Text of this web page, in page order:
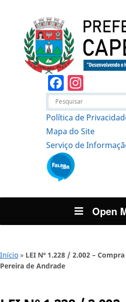
Facebook
Política de
Mapa do Site
Serviço de
Open
Início » LEI Nº 1.228 / 2.002 –
Pereira de Andrade